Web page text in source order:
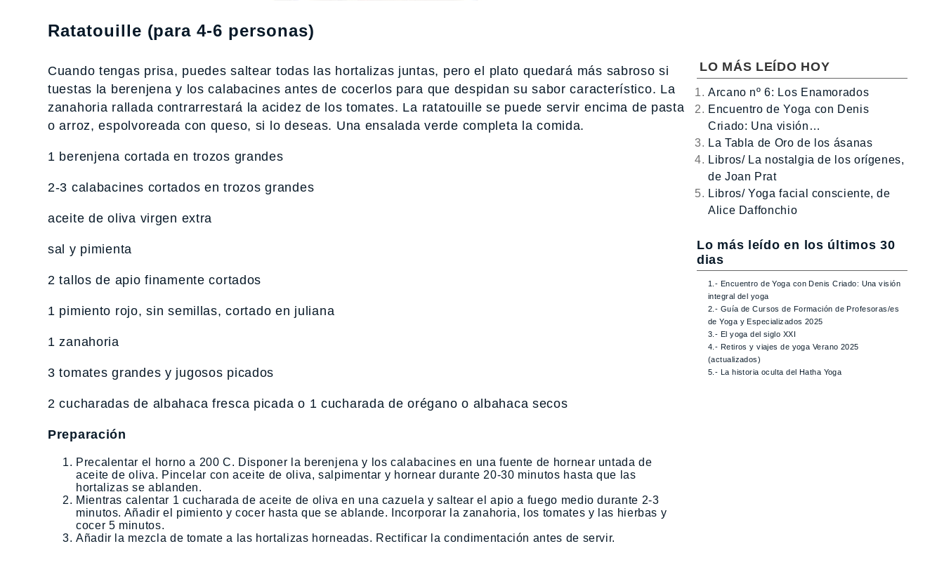
Ratatouille (para 4-6 personas)
Cuando tengas prisa, puedes saltear todas las hortalizas juntas, pero el plato quedará más sabroso si
tuestas la berenjena y los calabacines antes de cocerlos para que despidan su sabor característico. La
zanahoria rallada contrarrestará la acidez de los tomates. La ratatouille se puede servir encima de pasta
o arroz, espolvoreada con queso, si lo deseas. Una ensalada verde completa la comida.
1 berenjena cortada en trozos grandes
2-3 calabacines cortados en trozos grandes
aceite de oliva virgen extra
sal y pimienta
2 tallos de apio finamente cortados
1 pimiento rojo, sin semillas, cortado en juliana
1 zanahoria
3 tomates grandes y jugosos picados
2 cucharadas de albahaca fresca picada o 1 cucharada de orégano o albahaca secos
Preparación
Precalentar el horno a 200 C. Disponer la berenjena y los calabacines en una fuente de hornear untada de
aceite de oliva. Pincelar con aceite de oliva, salpimentar y hornear durante 20-30 minutos hasta que las
hortalizas se ablanden.
Mientras calentar 1 cucharada de aceite de oliva en una cazuela y saltear el apio a fuego medio durante 2-3
minutos. Añadir el pimiento y cocer hasta que se ablande. Incorporar la zanahoria, los tomates y las hierbas y
cocer 5 minutos.
Añadir la mezcla de tomate a las hortalizas horneadas. Rectificar la condimentación antes de servir.
LO MÁS LEÍDO HOY
Arcano nº 6: Los Enamorados
Encuentro de Yoga con Denis
Criado: Una visión…
La Tabla de Oro de los ásanas
Libros/ La nostalgia de los orígenes,
de Joan Prat
Libros/ Yoga facial consciente, de
Alice Daffonchio
Lo más leído en los últimos 30
dias
1.- Encuentro de Yoga con Denis Criado: Una visión
integral del yoga
2.- Guía de Cursos de Formación de Profesoras/es
de Yoga y Especializados 2025
3.- El yoga del siglo XXI
4.- Retiros y viajes de yoga Verano 2025
(actualizados)
5.- La historia oculta del Hatha Yoga